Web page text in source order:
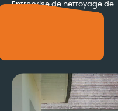
Entreprise de nettoyage de